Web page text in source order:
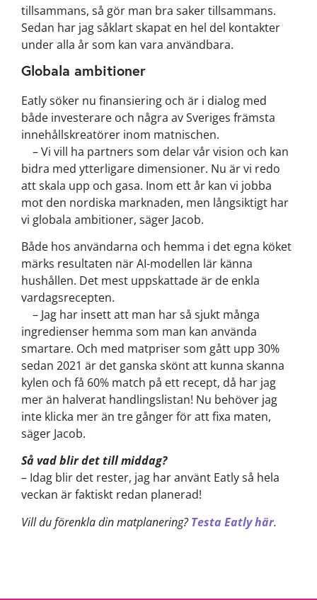
tillsammans, så gör man bra saker tillsammans.
Sedan har jag såklart skapat en hel del kontakter
under alla år som kan vara användbara.
Globala ambitioner
Eatly söker nu finansiering och är i dialog med
både investerare och några av Sveriges främsta
innehållskreatörer inom matnischen.
–Vi vill ha partners som delar vår vision och kan
bidra med ytterligare dimensioner. Nu är vi redo
att skala upp och gasa. Inom ett år kan vi jobba
mot den nordiska marknaden, men långsiktigt har
vi globala ambitioner, säger Jacob.
Både hos användarna och hemma i det egna köket
märks resultaten när AI-modellen lär känna
hushållen. Det mest uppskattade är de enkla
vardagsrecepten.
– Jag har insett att man har så sjukt många
ingredienser hemma som man kan använda
smartare. Och med matpriser som gått upp 30%
sedan 2021 är det ganska skönt att kunna skanna
kylen och få 60% match på ett recept, då har jag
mer än halverat handlingslistan! Nu behöver jag
inte klicka mer än tre gånger för att fixa maten,
säger Jacob.
Så vad blir det till middag?
– Idag blir det rester, jag har använt Eatly så hela
veckan är faktiskt redan planerad!
Vill du förenkla din matplanering?Testa Eatly här.